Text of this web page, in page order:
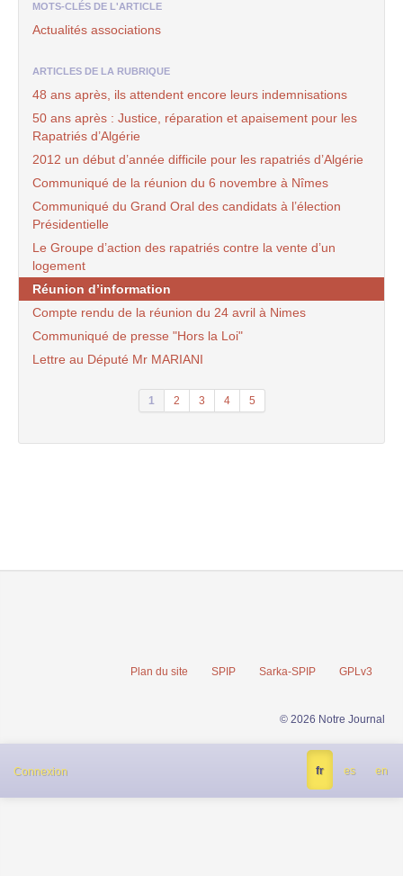
MOTS-CLÉS DE L'ARTICLE
Actualités associations
ARTICLES DE LA RUBRIQUE
48 ans après, ils attendent encore leurs indemnisations
50 ans après : Justice, réparation et apaisement pour les
Rapatriés d’Algérie
2012 un début d’année difficile pour les rapatriés d’Algérie
Communiqué de la réunion du 6 novembre à Nîmes
Communiqué du Grand Oral des candidats à l’élection
Présidentielle
Le Groupe d’action des rapatriés contre la vente d’un
logement
Réunion d’information
Compte rendu de la réunion du 24 avril à Nimes
Communiqué de presse "Hors la Loi"
Lettre au Député Mr MARIANI
1 2 3 4 5
Plan du site SPIP Sarka-SPIP GPLv3
© 2026 Notre Journal
Connexion fr es en